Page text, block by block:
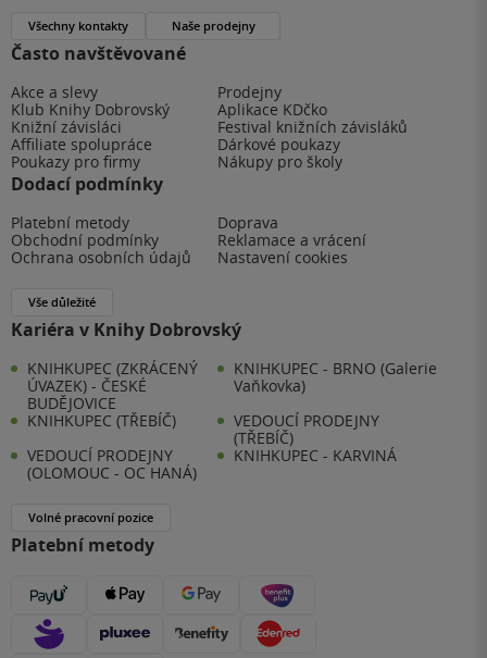
Často navštěvované
Akce a slevy
Prodejny
Klub Knihy Dobrovský
Aplikace KDčko
Knižní závisláci
Festival knižních závisláků
Affiliate spolupráce
Dárkové poukazy
Poukazy pro firmy
Nákupy pro školy
Dodací podmínky
Platební metody
Doprava
Obchodní podmínky
Reklamace a vrácení
Ochrana osobních údajů
Nastavení cookies
Vše důležité
Kariéra v Knihy Dobrovský
KNIHKUPEC (ZKRÁCENÝ
ÚVAZEK) - ČESKÉ
BUDĚJOVICE
KNIHKUPEC - BRNO (Galerie
Vaňkovka)
KNIHKUPEC (TŘEBÍČ)
VEDOUCÍ PRODEJNY
(TŘEBÍČ)
VEDOUCÍ PRODEJNY
(OLOMOUC - OC HANÁ)
KNIHKUPEC - KARVINÁ
Volné pracovní pozice
Platební metody
Všechny kontakty Naše prodejny